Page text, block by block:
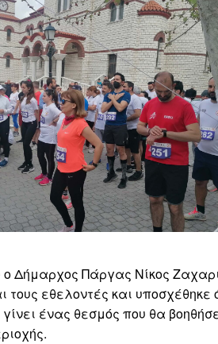
ο Δήμαρχος Πάργας Νίκος
τους εθελοντές και
ένας θεσμός που θα